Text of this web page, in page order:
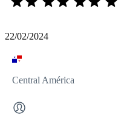
22/02/2024
Central América